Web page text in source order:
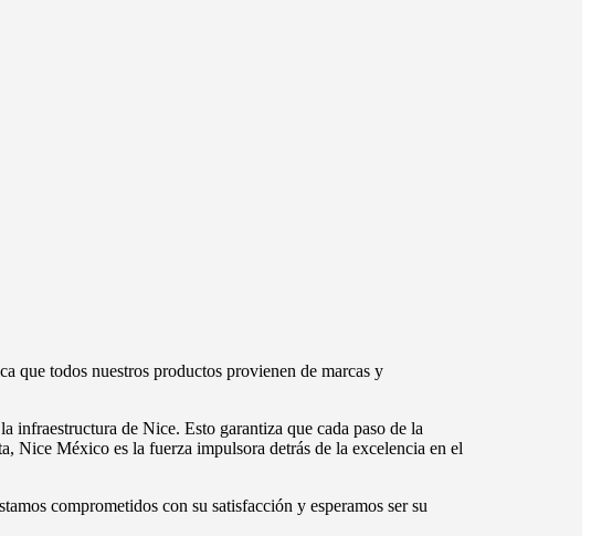
que todos nuestros productos provienen de marcas y
infraestructura de Nice. Esto garantiza que cada paso de la
Nice México es la fuerza impulsora detrás de la excelencia en el
comprometidos con su satisfacción y esperamos ser su